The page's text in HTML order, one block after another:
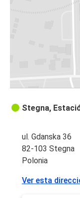
Stegna,
ul. Gdanska 36
82-103 Stegna
Polonia
Ver esta